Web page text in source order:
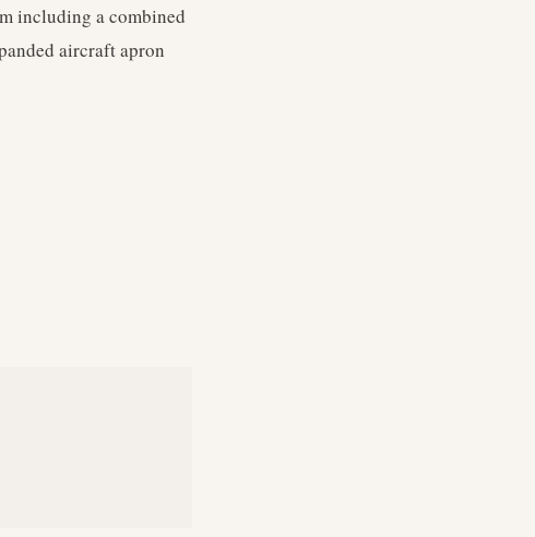
including a combined
aircraft apron